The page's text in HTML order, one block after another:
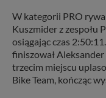
W kategorii PRO
Kuszmider z zespołu
osiągając czas
finiszował
trzecim miejscu
Bike Team, kończąc